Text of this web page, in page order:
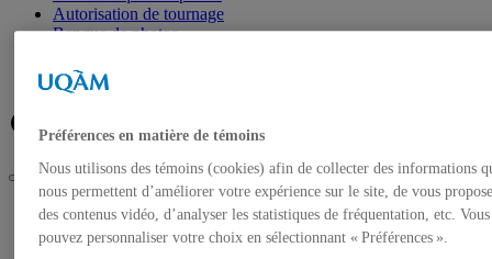
Autorisation de tournage
Banque de photos
Plan du campus
Facebook
UQAM
Salle de presse
Experts de l’UQAM – Il y a 40 ans! Début de la guerre Iran-
Préférences en matière de témoins
Nous utilisons des témoins (cookies) afin de collecter des informations
nous permettent d’améliorer votre expérience sur le site, de vous
des contenus vidéo, d’analyser les statistiques de fréquentation, etc. Vous
pouvez personnaliser votre choix en sélectionnant « Préférences ».